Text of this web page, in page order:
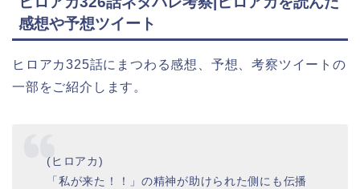
感想や予想ツイート
ヒロアカ325話にまつわる感想、予想、考察ツイートの
一部をご紹介します。
(ヒロアカ)
「私が来た！！」の精神が助けられた側にも伝播